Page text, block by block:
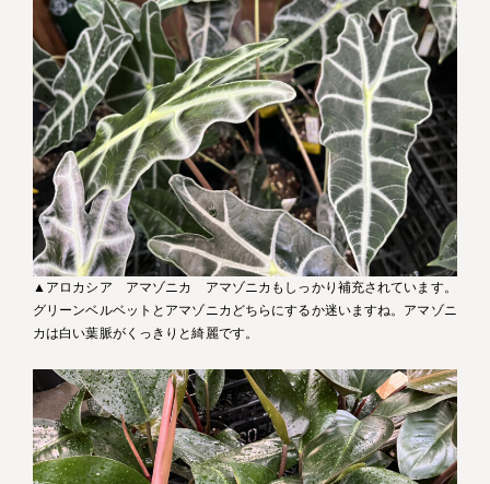
▲アロカシア アマゾニカ アマゾニカもしっかり補充されています。
グリーンベルベットとアマゾニカどちらにするか迷いますね。アマゾニ
カは白い葉脈がくっきりと綺麗です。